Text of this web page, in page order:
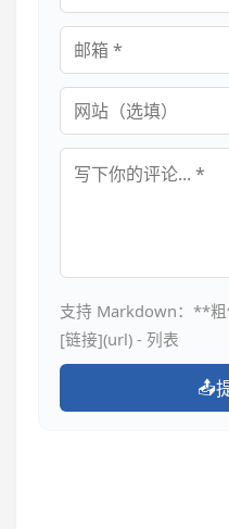
邮箱
网站
评论内容
支持 Markdown：**
[链接](url) - 列表
📤